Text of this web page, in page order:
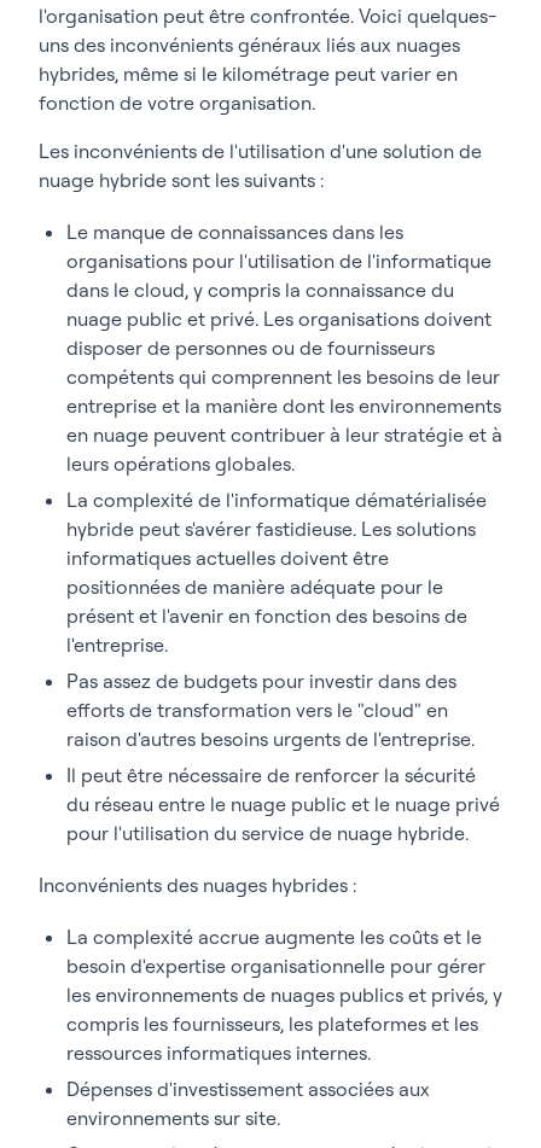
l'organisation peut être confrontée. Voici quelques-
uns des inconvénients généraux liés aux nuages
hybrides, même si le kilométrage peut varier en
fonction de votre organisation.
Les inconvénients de l'utilisation d'une solution de
nuage hybride sont les suivants :
Le manque de connaissances dans les
organisations pour l'utilisation de l'informatique
dans le cloud, y compris la connaissance du
nuage public et privé. Les organisations doivent
disposer de personnes ou de fournisseurs
compétents qui comprennent les besoins de leur
entreprise et la manière dont les environnements
en nuage peuvent contribuer à leur stratégie et à
leurs opérations globales.
La complexité de l'informatique dématérialisée
hybride peut s'avérer fastidieuse. Les solutions
informatiques actuelles doivent être
positionnées de manière adéquate pour le
présent et l'avenir en fonction des besoins de
l'entreprise.
Pas assez de budgets pour investir dans des
efforts de transformation vers le "cloud" en
raison d'autres besoins urgents de l'entreprise.
Il peut être nécessaire de renforcer la sécurité
du réseau entre le nuage public et le nuage privé
pour l'utilisation du service de nuage hybride.
Inconvénients des nuages hybrides :
La complexité accrue augmente les coûts et le
besoin d'expertise organisationnelle pour gérer
les environnements de nuages publics et privés, y
compris les fournisseurs, les plateformes et les
ressources informatiques internes.
Dépenses d'investissement associées aux
environnements sur site.